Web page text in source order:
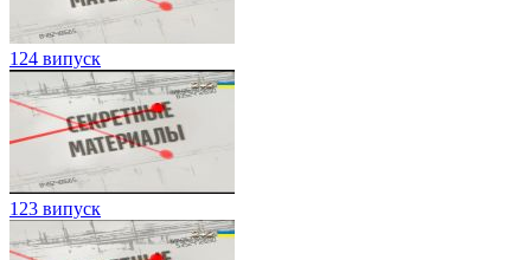
124 випуск
123 випуск